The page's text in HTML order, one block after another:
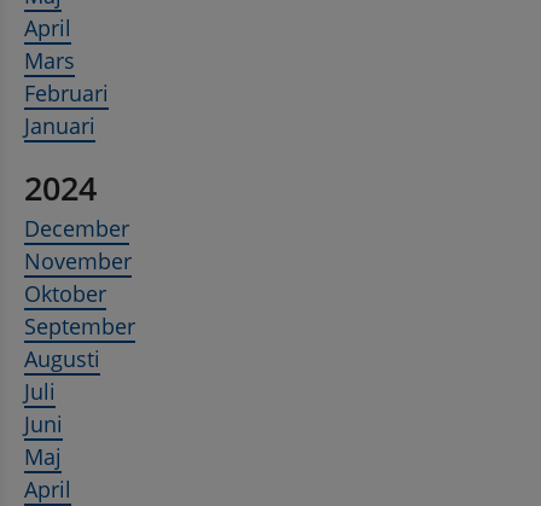
April
Mars
Februari
Januari
2024
December
November
Oktober
September
Augusti
Juli
Juni
Maj
April